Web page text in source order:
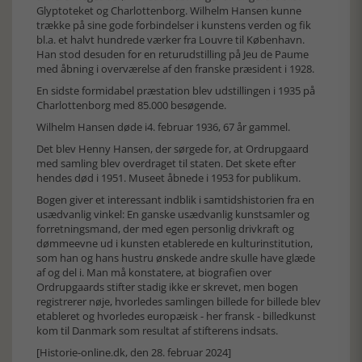
Glyptoteket og Charlottenborg. Wilhelm Hansen kunne
trække på sine gode forbindelser i kunstens verden og fik
bl.a. et halvt hundrede værker fra Louvre til København.
Han stod desuden for en returudstilling på Jeu de Paume
med åbning i overværelse af den franske præsident i 1928.
En sidste formidabel præstation blev udstillingen i 1935 på
Charlottenborg med 85.000 besøgende.
Wilhelm Hansen døde i4. februar 1936, 67 år gammel.
Det blev Henny Hansen, der sørgede for, at Ordrupgaard
med samling blev overdraget til staten. Det skete efter
hendes død i 1951. Museet åbnede i 1953 for publikum.
Bogen giver et interessant indblik i samtidshistorien fra en
usædvanlig vinkel: En ganske usædvanlig kunstsamler og
forretningsmand, der med egen personlig drivkraft og
dømmeevne ud i kunsten etablerede en kulturinstitution,
som han og hans hustru ønskede andre skulle have glæde
af og del i. Man må konstatere, at biografien over
Ordrupgaards stifter stadig ikke er skrevet, men bogen
registrerer nøje, hvorledes samlingen billede for billede blev
etableret og hvorledes europæisk - her fransk - billedkunst
kom til Danmark som resultat af stifterens indsats.
[Historie-online.dk, den 28. februar 2024]